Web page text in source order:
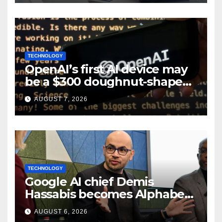
TECHNOLOGY
OpenAI’s first AI device may
be a $300 doughnut-shaped
smart speaker: Report
AUGUST 7, 2026
TECHNOLOGY
Google AI chief Demis
Hassabis becomes Alphabet
chief scientist in leadership
shakeup
AUGUST 6, 2026